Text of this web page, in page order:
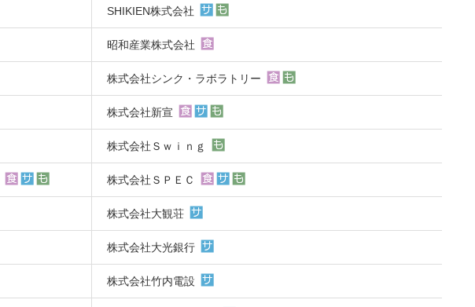
SHIKIEN株式会社
昭和産業株式会社
株式会社シンク・ラボラトリー
株式会社新宣
株式会社Ｓｗｉｎｇ
株式会社ＳＰＥＣ
株式会社大観荘
株式会社大光銀行
株式会社竹内電設